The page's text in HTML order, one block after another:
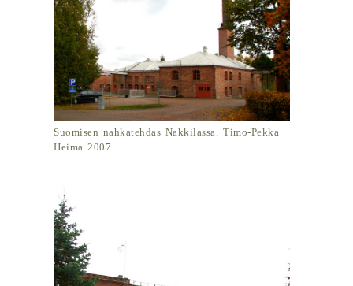
Suomisen nahkatehdas Nakkilassa. Timo-Pekka
Heima 2007.